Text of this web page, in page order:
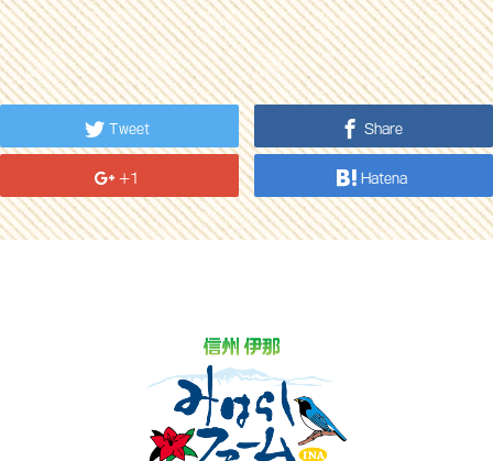
Tweet Share
+1 Hatena